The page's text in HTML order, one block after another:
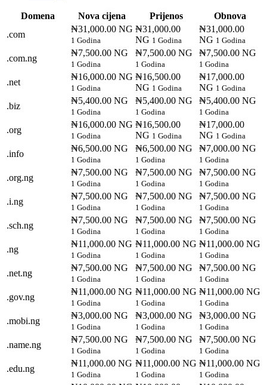
Domena Nova cijena Prijenos
Obnova
.com
₦31,000.00 NG
1 Godina
₦31,000.00
NG 1 Godina
₦31,000.00
NG 1 Godina
.com.ng
₦7,500.00 NG
1 Godina
₦7,500.00 NG
1 Godina
₦7,500.00 NG
1 Godina
.net
₦16,000.00 NG
1 Godina
₦16,500.00
NG 1 Godina
₦17,000.00
NG 1 Godina
.biz
₦5,400.00 NG
1 Godina
₦5,400.00 NG
1 Godina
₦5,400.00 NG
1 Godina
.org
₦16,000.00 NG
1 Godina
₦16,500.00
NG 1 Godina
₦17,000.00
NG 1 Godina
.info
₦6,500.00 NG
1 Godina
₦6,500.00 NG
1 Godina
₦7,000.00 NG
1 Godina
.org.ng
₦7,500.00 NG
1 Godina
₦7,500.00 NG
1 Godina
₦7,500.00 NG
1 Godina
.i.ng
₦7,500.00 NG
1 Godina
₦7,500.00 NG
1 Godina
₦7,500.00 NG
1 Godina
.sch.ng
₦7,500.00 NG
1 Godina
₦7,500.00 NG
1 Godina
₦7,500.00 NG
1 Godina
.ng
₦11,000.00 NG
1 Godina
₦11,000.00 NG
1 Godina
₦11,000.00 NG
1 Godina
.net.ng
₦7,500.00 NG
1 Godina
₦7,500.00 NG
1 Godina
₦7,500.00 NG
1 Godina
.gov.ng
₦11,000.00 NG
1 Godina
₦11,000.00 NG
1 Godina
₦11,000.00 NG
1 Godina
.mobi.ng
₦3,000.00 NG
1 Godina
₦3,000.00 NG
1 Godina
₦3,000.00 NG
1 Godina
.name.ng
₦7,500.00 NG
1 Godina
₦7,500.00 NG
1 Godina
₦7,500.00 NG
1 Godina
.edu.ng
₦11,000.00 NG
1 Godina
₦11,000.00 NG
1 Godina
₦11,000.00 NG
1 Godina